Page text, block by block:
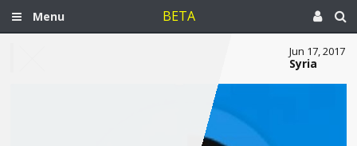
Menu BETA
Jun 17, 2017
Syria